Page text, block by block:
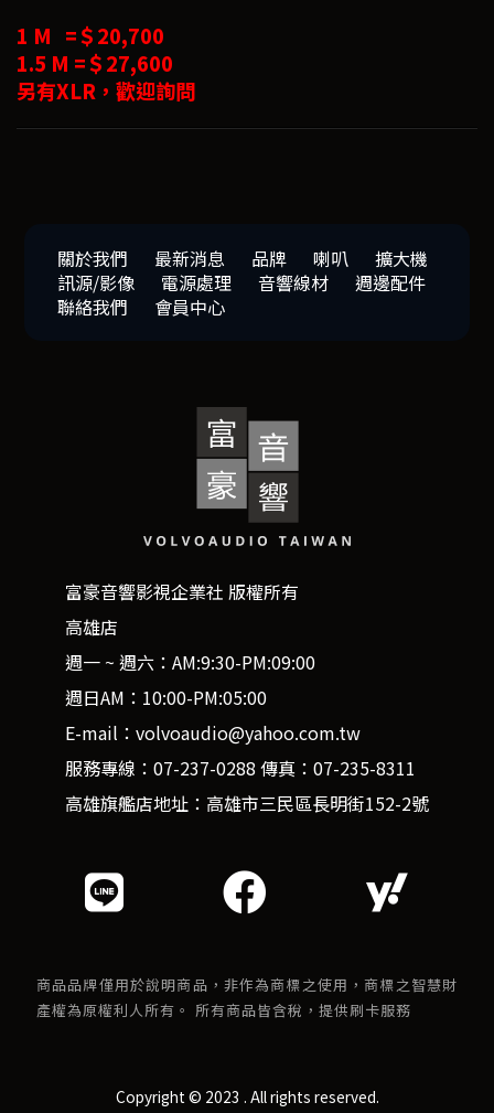
1 M =＄20,700
1.5 M =＄27,600
另有XLR，歡迎詢問
關於我們 最新消息 品牌 喇叭
擴大機
訊源/影像
電源處理 音響線材
週邊配件
聯絡我們
會員中心
富豪音響影視企業社 版權所有
高雄店
週一 ~ 週六：AM:9:30-PM:09:00
週日AM：10:00-PM:05:00
E-mail：volvoaudio@yahoo.com.tw
服務專線：07-237-0288 傳真：07-235-8311
高雄旗艦店地址：高雄市三民區長明街152-2號
商品品牌僅用於說明商品，非作為商標之使用，商標之智慧財
產權為原權利人所有。 所有商品皆含稅，提供刷卡服務
Copyright © 2023 . All rights reserved.